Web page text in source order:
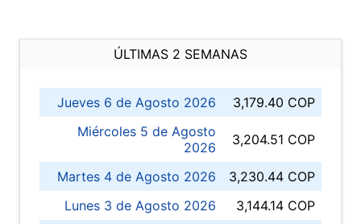
ÚLTIMAS 2 SEMANAS
Jueves 6 de Agosto 2026
3,179.40 COP
Miércoles 5 de Agosto
2026
3,204.51 COP
Martes 4 de Agosto 2026
3,230.44 COP
Lunes 3 de Agosto 2026
3,144.14 COP